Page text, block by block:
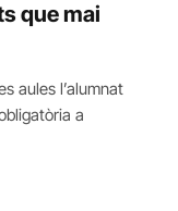
que mai
aules l’alumnat
a